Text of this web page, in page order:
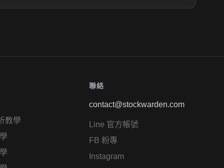
教學
聯絡
contact@stockwarden.com
Line 官方帳號
FB 粉專
Instagram